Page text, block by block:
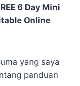
6 Day Mini
Online
yang saya
panduan